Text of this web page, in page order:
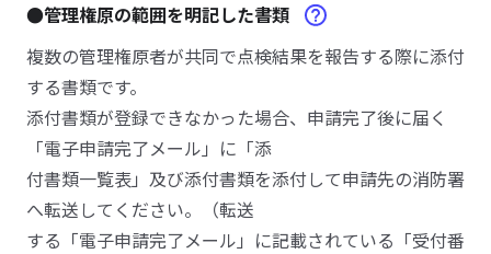
●管理権原の範囲を明記した書類
複数の管理権原者が共同で点検結果を報告する際に添付
する書類です。
添付書類が登録できなかった場合、申請完了後に届く
「電子申請完了メール」に「添
付書類一覧表」及び添付書類を添付して申請先の消防署
へ転送してください。（転送
する「電子申請完了メール」に記載されている「受付番